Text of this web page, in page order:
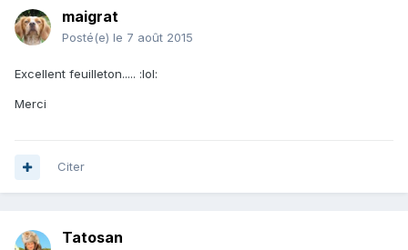
maigrat
Posté(e) le 7 août 2015
Excellent feuilleton..... :lol:
Merci
Citer
Tatosan